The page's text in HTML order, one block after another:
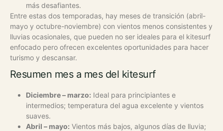
más desafiantes.
Entre estas dos temporadas, hay meses de transición (abril-
mayo y octubre-noviembre) con vientos menos consistentes y
lluvias ocasionales, que pueden no ser ideales para el kitesurf
enfocado pero ofrecen excelentes oportunidades para hacer
turismo y descansar.
Resumen mes a mes del kitesurf
Diciembre – marzo: Ideal para principiantes e
intermedios; temperatura del agua excelente y vientos
suaves.
Abril – mayo: Vientos más bajos, algunos días de lluvia;